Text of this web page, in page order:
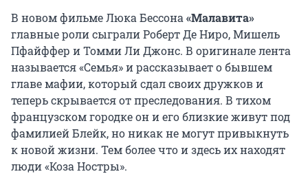
В новом фильме Люка Бессона «Малавита»
главные роли сыграли Роберт Де Ниро, Мишель
Пфайффер и Томми Ли Джонс. В оригинале лента
называется «Семья» и рассказывает о бывшем
главе мафии, который сдал своих дружков и
теперь скрывается от преследования. В тихом
французском городке он и его близкие живут под
фамилией Блейк, но никак не могут привыкнуть
к новой жизни. Тем более что и здесь их находят
люди «Коза Ностры».